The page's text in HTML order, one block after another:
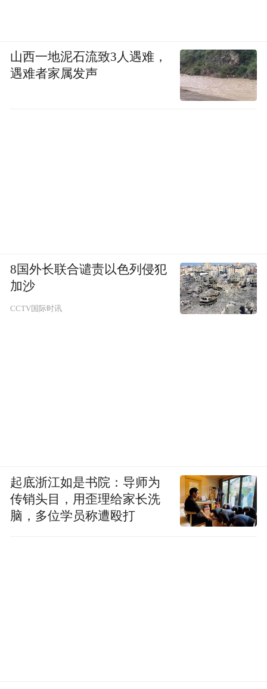
山西一地泥石流致3人遇难，
遇难者家属发声
8国外长联合谴责以色列侵犯
加沙
CCTV国际时讯
起底浙江如是书院：导师为
传销头目，用歪理给家长洗
脑，多位学员称遭殴打